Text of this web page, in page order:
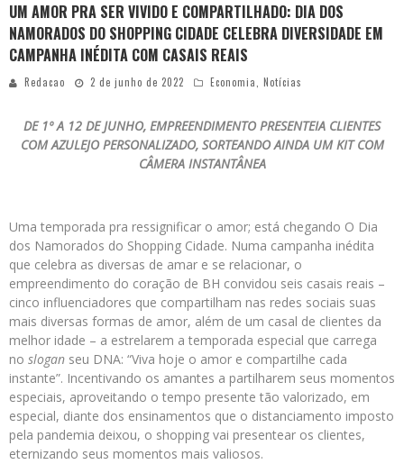
UM AMOR PRA SER VIVIDO E COMPARTILHADO: DIA DOS
NAMORADOS DO SHOPPING CIDADE CELEBRA DIVERSIDADE EM
CAMPANHA INÉDITA COM CASAIS REAIS
Redacao 2 de junho de 2022 Economia, Notícias
DE 1º A 12 DE JUNHO, EMPREENDIMENTO PRESENTEIA CLIENTES
COM AZULEJO PERSONALIZADO, SORTEANDO AINDA UM KIT COM
CÂMERA INSTANTÂNEA
Uma temporada pra ressignificar o amor; está chegando O Dia
dos Namorados do Shopping Cidade. Numa campanha inédita
que celebra as diversas de amar e se relacionar, o
empreendimento do coração de BH convidou seis casais reais –
cinco influenciadores que compartilham nas redes sociais suas
mais diversas formas de amor, além de um casal de clientes da
melhor idade – a estrelarem a temporada especial que carrega
no slogan seu DNA: “Viva hoje o amor e compartilhe cada
instante”. Incentivando os amantes a partilharem seus momentos
especiais, aproveitando o tempo presente tão valorizado, em
especial, diante dos ensinamentos que o distanciamento imposto
pela pandemia deixou, o shopping vai presentear os clientes,
eternizando seus momentos mais valiosos.